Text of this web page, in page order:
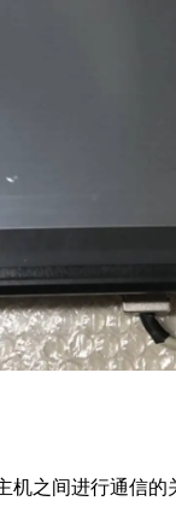
之间进行通信